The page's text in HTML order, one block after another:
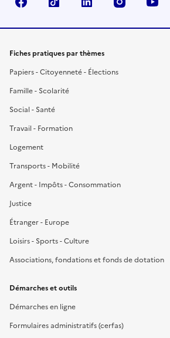
Fiches pratiques par thèmes
Papiers - Citoyenneté - Élections
Famille - Scolarité
Social - Santé
Travail - Formation
Logement
Transports - Mobilité
Argent - Impôts - Consommation
Justice
Étranger - Europe
Loisirs - Sports - Culture
Associations, fondations et fonds de dotation
Démarches et outils
Démarches en ligne
Formulaires administratifs (cerfas)